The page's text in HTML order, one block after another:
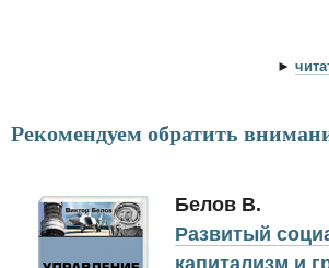
►
Рекомендуем обратить
Белов В.
Развитый
капитализм и